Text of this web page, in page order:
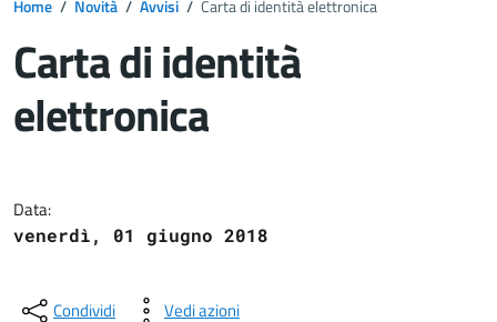
Home / Novità / Avvisi / Carta di identità elettronica
Carta di identità
elettronica
Data:
venerdì, 01 giugno 2018
Condividi Vedi azioni